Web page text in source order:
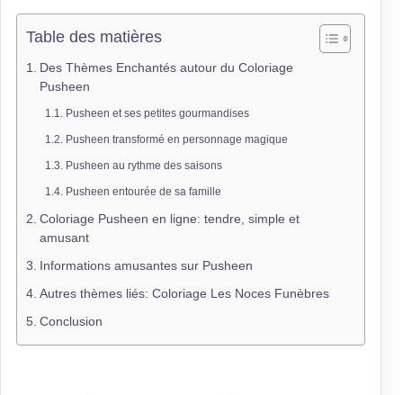
Table des matières
Des Thèmes Enchantés autour du Coloriage
Pusheen
Pusheen et ses petites gourmandises
Pusheen transformé en personnage magique
Pusheen au rythme des saisons
Pusheen entourée de sa famille
Coloriage Pusheen en ligne: tendre, simple et
amusant
Informations amusantes sur Pusheen
Autres thèmes liés: Coloriage Les Noces Funèbres
Conclusion